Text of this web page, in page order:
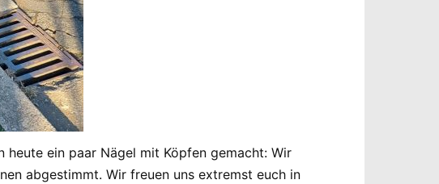
ein paar Nägel mit Köpfen gemacht: Wir
abgestimmt. Wir freuen uns extremst euch in